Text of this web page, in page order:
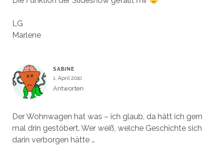
LG
Marlene
SABINE
1. April 2010
Antworten
Der Wohnwagen hat was – ich glaub, da hätt ich gern
mal drin gestöbert. Wer weiß, welche Geschichte sich
darin verborgen hätte …